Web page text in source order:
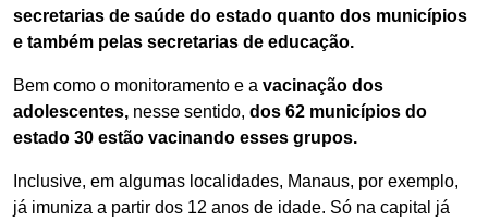
secretarias de saúde do estado quanto dos municípios
e também pelas secretarias de educação.
Bem como o monitoramento e a vacinação dos
adolescentes, nesse sentido, dos 62 municípios do
estado 30 estão vacinando esses grupos.
Inclusive, em algumas localidades, Manaus, por exemplo,
já imuniza a partir dos 12 anos de idade. Só na capital já